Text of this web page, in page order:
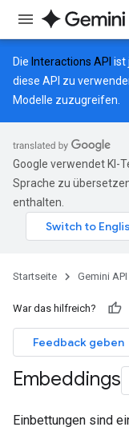
Die Interactions API ist
diese API zu
Modelle zuzugreifen.
Google verwendet KI-
Sprache zu
enthalten.
Startseite Gemini API
War das hilfreich?
Feedback geben
Embeddings
Einbettungen sind